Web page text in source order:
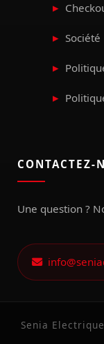
Société
CONTACTEZ-
Une question ?
Senia